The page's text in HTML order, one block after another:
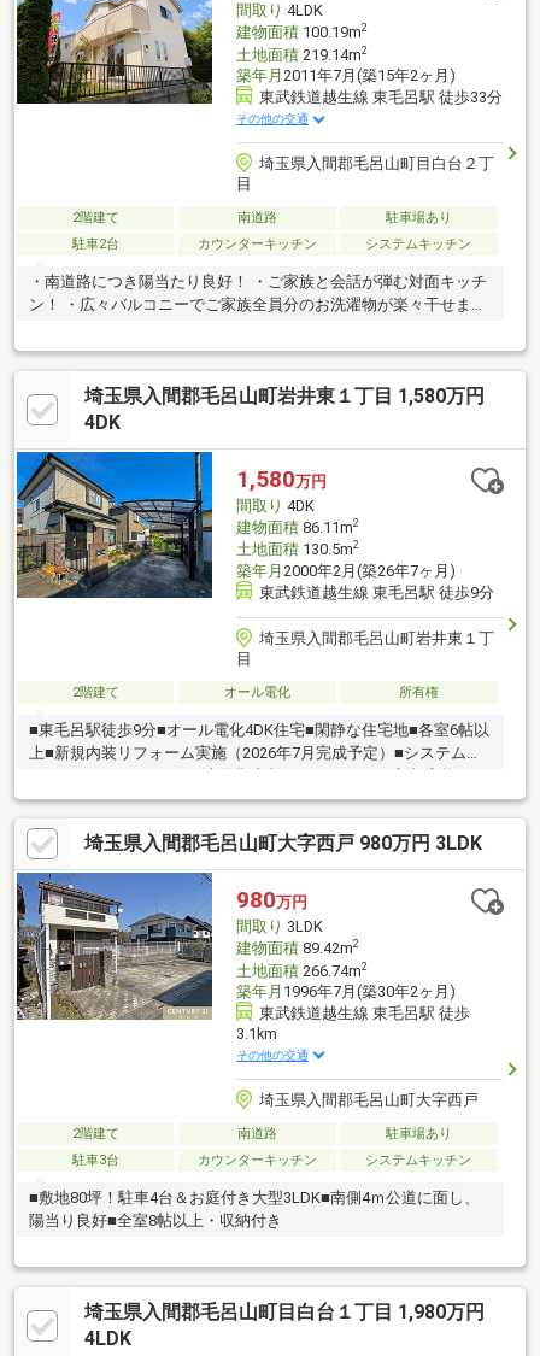
間取り 4LDK
建物面積100.19m2
土地面積219.14m2
築年月 2011年7月(築15年2ヶ月)
東武鉄道越生線 東毛呂駅 徒歩33分
その他の交通
埼玉県入間郡毛呂山町目白台２丁
目
2階建て 南道路
駐車場あり
駐車2台
カウンターキッチン システムキッチン
・南道路につき陽当たり良好！ ・ご家族と会話が弾む対面キッチ
ン！ ・広々バルコニーでご家族全員分のお洗濯物が楽々干せます
埼玉県入間郡毛呂山町岩井東１丁目 1,580万円
4DK
1,580万円
間取り 4DK
建物面積86.11m2
土地面積130.5m2
築年月 2000年2月(築26年7ヶ月)
東武鉄道越生線 東毛呂駅 徒歩9分
埼玉県入間郡毛呂山町岩井東１丁
目
2階建て オール電化 所有権
■東毛呂駅徒歩9分■オール電化4DK住宅■閑静な住宅地■各室6帖以
上■新規内装リフォーム実施（2026年7月完成予定）■システムキ
ッチン、ユニットバス、洗面化粧台、 トイレ×2など新規交換
埼玉県入間郡毛呂山町大字西戸 980万円 3LDK
980万円
間取り 3LDK
建物面積89.42m2
土地面積266.74m2
築年月 1996年7月(築30年2ヶ月)
東武鉄道越生線 東毛呂駅 徒歩
3.1km
その他の交通
埼玉県入間郡毛呂山町大字西戸
2階建て 南道路
駐車場あり
駐車3台
カウンターキッチン システムキッチン
■敷地80坪！駐車4台＆お庭付き大型3LDK■南側4ｍ公道に面し、
陽当り良好■全室8帖以上・収納付き
埼玉県入間郡毛呂山町目白台１丁目 1,980万円
4LDK